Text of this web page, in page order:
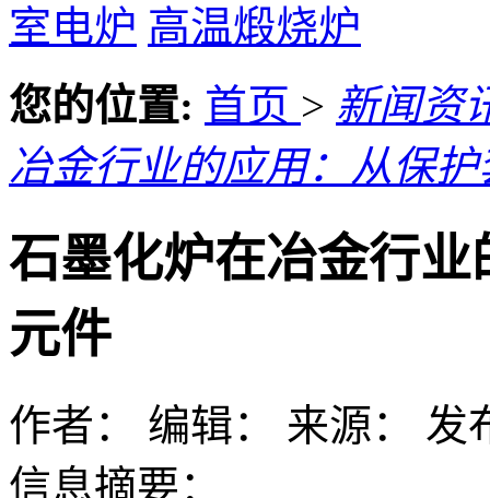
室电炉 高温煅烧炉
您的位置: 首页 > 新闻资
冶金行业的应用：从保
石墨化炉在冶金行
元件
作者： 编辑： 来源： 发
信息摘要：